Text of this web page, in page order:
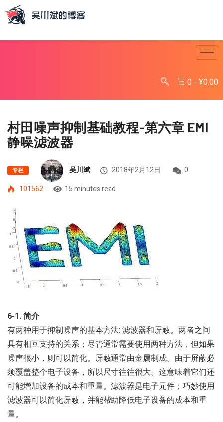
0 - ¥0.00
村田噪声抑制基础教程-第六章 EMI
静噪滤波器
专栏 吴川斌 2018年2月12日 0
101562 15 minutes read
6-1. 简介
有两种用于抑制噪声的基本方法: 滤波器和屏蔽。两者之间
具有相互支持的关系；尽管通常需要使用两种方法，但如果
噪声很小，则可以简化。屏蔽通常由金属制成。由于屏蔽必
须覆盖整个电子设备，所以尺寸往往很大。这意味着它们还
可能增加设备的成本和重量。滤波器是电子元件；巧妙使用
滤波器可以简化屏蔽，并能帮助降低电子设备的成本和重
量。